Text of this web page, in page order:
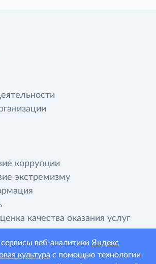
коррупции
экстремизму
качества оказания услуг
веб-аналитики Яндекс
культура с помощью технологии